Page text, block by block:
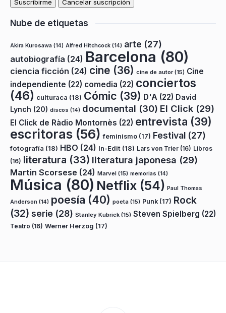
Nube de etiquetas
Akira Kurosawa (14) Alfred Hitchcock (14) arte (27)
autobiografía (24) Barcelona (80)
ciencia ficción (24) cine (36) cine de autor(15) Cine
independiente (22) comedia (22) conciertos
(46) culturaca (18) Cómic (39) D'A (22) David
Lynch (20) discos (14) documental (30) El Click (29)
El Click de Ràdio Montornès (22) entrevista (39)
escritoras (56) feminismo (17) Festival (27)
fotografía (18) HBO (24) In-Edit (18) Lars von Trier (16) Libros
(16) literatura (33) literatura japonesa (29)
Martin Scorsese (24) Marvel (15) memorias (14)
Música (80) Netflix (54) Paul Thomas
Anderson (14) poesía (40) poeta (15) Punk (17) Rock
(32) serie (28) Stanley Kubrick (15) Steven Spielberg (22)
Teatro (16) Werner Herzog (17)